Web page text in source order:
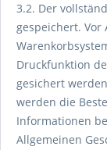
3.2. Der
gespeichert. Vor
Druckfunktion
gesichert
werden die
Informationen
Allgemeinen